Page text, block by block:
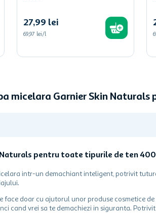
27,99 lei
69,97 lei/l
micelara Garnier Skin
Naturals pentru toate tipurile de ten
intr-un demachiant inteligent, potrivit
face doar cu ajutorul unor produse cosmetice
cand vrei sa te demachiezi in siguranta.